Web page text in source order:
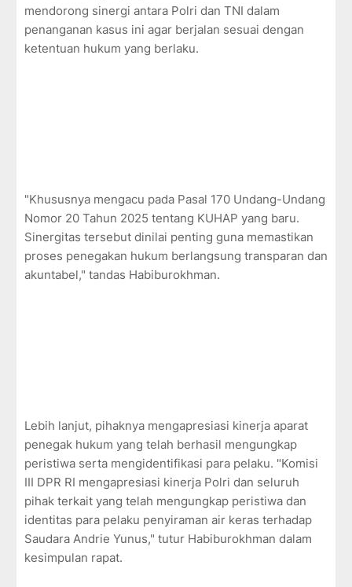
mendorong sinergi antara Polri dan TNI dalam
penanganan kasus ini agar berjalan sesuai dengan
ketentuan hukum yang berlaku.
"Khususnya mengacu pada Pasal 170 Undang-Undang
Nomor 20 Tahun 2025 tentang KUHAP yang baru.
Sinergitas tersebut dinilai penting guna memastikan
proses penegakan hukum berlangsung transparan dan
akuntabel," tandas Habiburokhman.
Lebih lanjut, pihaknya mengapresiasi kinerja aparat
penegak hukum yang telah berhasil mengungkap
peristiwa serta mengidentifikasi para pelaku. "Komisi
III DPR RI mengapresiasi kinerja Polri dan seluruh
pihak terkait yang telah mengungkap peristiwa dan
identitas para pelaku penyiraman air keras terhadap
Saudara Andrie Yunus," tutur Habiburokhman dalam
kesimpulan rapat.